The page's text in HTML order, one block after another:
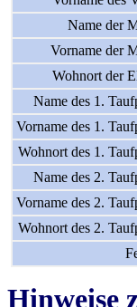
Name der
Vorname der
Wohnort der
Name des 1.
Vorname des 1.
Wohnort des 1.
Name des 2.
Vorname des 2.
Wohnort des 2.
Hinweise